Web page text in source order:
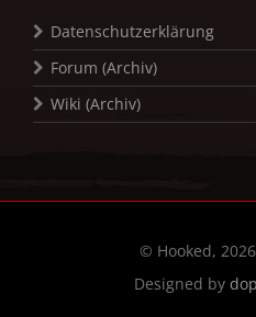
Datenschutzerklärung
Forum (Archiv)
Wiki (Archiv)
© Hooked, 2026
Designed by